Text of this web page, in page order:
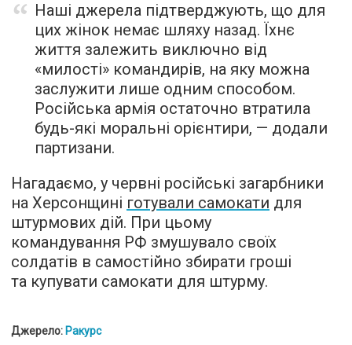
Наші джерела підтверджують, що для
цих жінок немає шляху назад. Їхнє
життя залежить виключно від
«милості» командирів, на яку можна
заслужити лише одним способом.
Російська армія остаточно втратила
будь-які моральні орієнтири, — додали
партизани.
Нагадаємо, у червні російські загарбники
на Херсонщині готували самокати для
штурмових дій. При цьому
командування РФ змушувало своїх
солдатів в самостійно збирати гроші
та купувати самокати для штурму.
Джерело: Ракурс